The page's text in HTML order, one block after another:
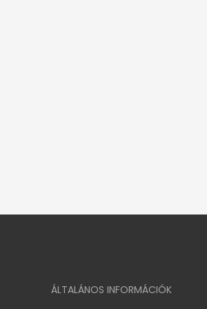
ÁLTALÁNOS INFORMÁCIÓK